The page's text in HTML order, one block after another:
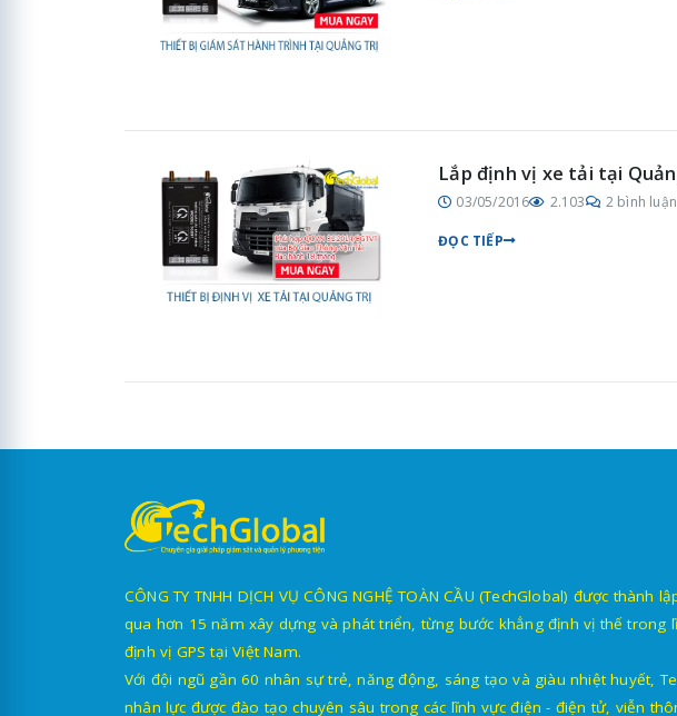
Lắp định vị xe tải tại
03/05/2016 2.103 2 bình luận
ĐỌC TIẾP
CÔNG TY TNHH DỊCH VỤ CÔNG NGHỆ TOÀN CẦU (TechGlobal) được thành
qua hơn 15 năm xây dựng và phát triển, từng bước khẳng định vị thế trong
định vị GPS tại Việt Nam.
Với đội ngũ gần 60 nhân sự trẻ, năng động, sáng tạo và giàu nhiệt huyết,
nhân lực được đào tạo chuyên sâu trong các lĩnh vực điện - điện tử, viễn